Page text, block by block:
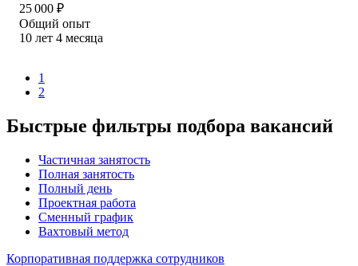
25 000 ₽
Общий опыт
10 лет 4 месяца
1
2
Быстрые фильтры подбора вакансий
Частичная занятость
Полная занятость
Полный день
Проектная работа
Сменный график
Вахтовый метод
Корпоративная поддержка сотрудников